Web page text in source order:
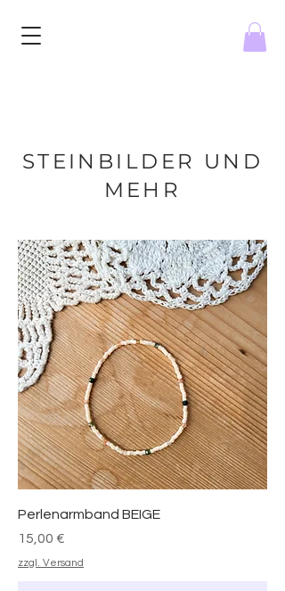
STEINBILDER UND
MEHR
Perlenarmband BEIGE
Preis
15,00 €
zzgl. Versand